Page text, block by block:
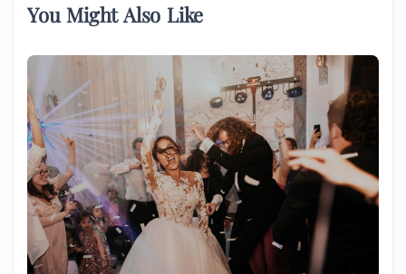
You Might Also Like